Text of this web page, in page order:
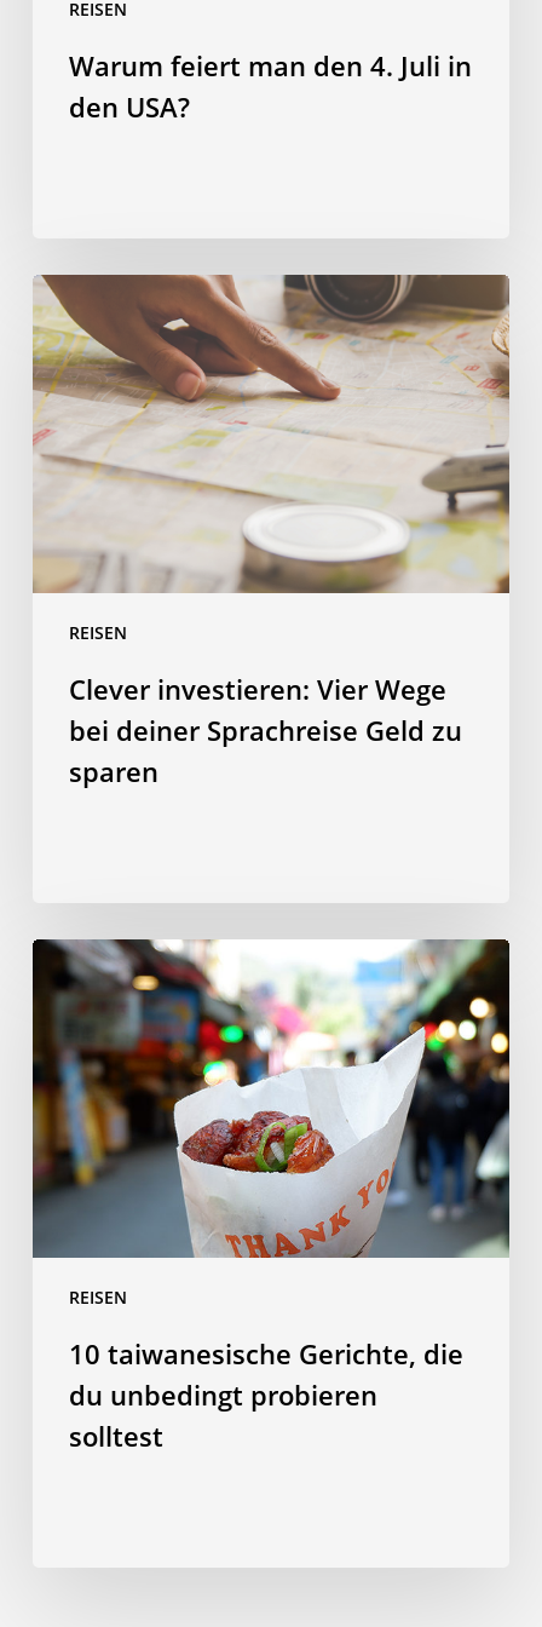
REISEN
Warum feiert man den 4. Juli in
den USA?
REISEN
Clever
investieren:
Vier
Wege
bei
deiner
Sprachreise
sparen
Clever investieren: Vier Wege
bei deiner Sprachreise Geld zu
sparen
REISEN
taiwanesische
Gerichte,
du
unbedingt
probieren
solltest
10 taiwanesische Gerichte, die
du unbedingt probieren
solltest